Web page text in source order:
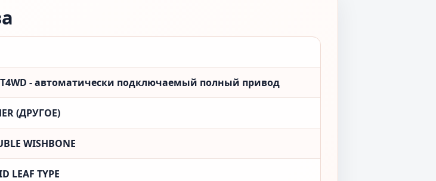
- автоматически подключаемый полный привод
(ДРУГОЕ)
WISHBONE
LEAF TYPE